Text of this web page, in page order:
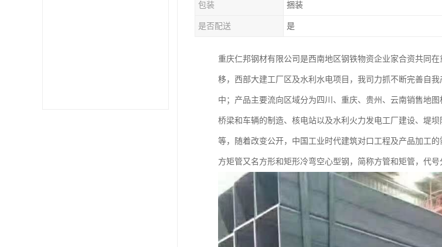
包装 捆装
是否配送 是
重庆仁邦钢材有限公司是西南地区钢铁物资企业家合资共同
移，西部大建工厂区及水利水电项目，我司力抓不断完善自
中；产品主要流向区域分为四川、重庆、贵州、云南销售地
桥梁和车辆的制造、核电站以及水利火力发电工厂建设、堤
等，随着改变公开，中国工业时代建筑对口工程及产品加工
方矩管又名方形和矩形冷弯空心型钢，简称方管和矩管，代号